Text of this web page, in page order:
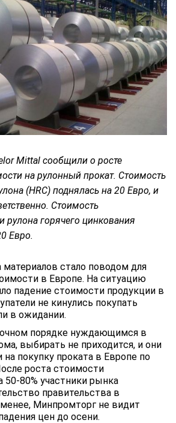
Mittal сообщили о росте
на рулонный прокат. Стоимость
(HRC) поднялась на 20 Евро, и
Стоимость
рулона горячего цинкования
Евро.
стало поводом для
в Европе. На ситуацию
падение стоимости продукции в
не кинулись покупать
в ожидании.
порядке нуждающимся в
выбирать не приходится, и они
покупку проката в Европе по
роста стоимости
50-80% участники рынка
правительства в
Минпромторг не видит
цен до осени.